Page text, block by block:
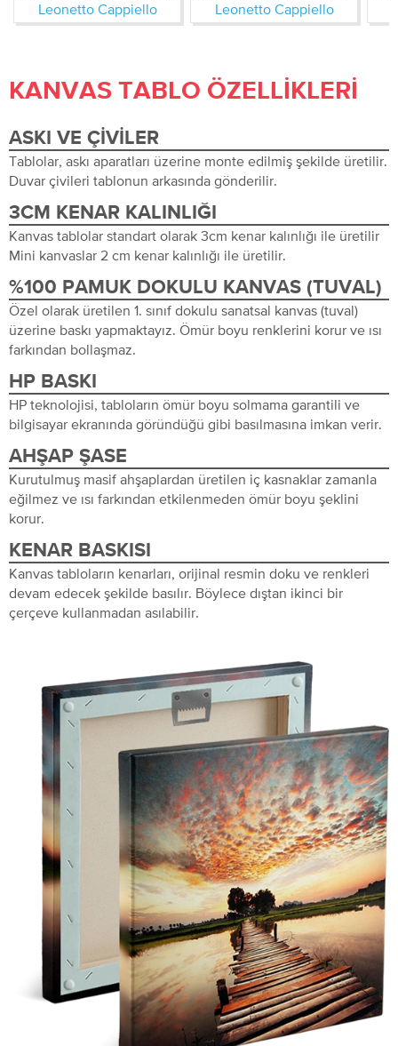
Leonetto Cappiello
Leonetto Cappiello
KANVAS TABLO ÖZELLIKLERI
ASKI VE ÇIVILER
Tablolar, askı aparatları üzerine monte edilmiş şekilde üretilir.
Duvar çivileri tablonun arkasında gönderilir.
3CM KENAR KALINLIĞI
Kanvas tablolar standart olarak 3cm kenar kalınlığı ile üretilir
Mini kanvaslar 2 cm kenar kalınlığı ile üretilir.
%100 PAMUK DOKULU KANVAS (TUVAL)
Özel olarak üretilen 1. sınıf dokulu sanatsal kanvas (tuval)
üzerine baskı yapmaktayız. Ömür boyu renklerini korur ve ısı
farkından bollaşmaz.
HP BASKI
HP teknolojisi, tabloların ömür boyu solmama garantili ve
bilgisayar ekranında göründüğü gibi basılmasına imkan verir.
AHŞAP ŞASE
Kurutulmuş masif ahşaplardan üretilen iç kasnaklar zamanla
eğilmez ve ısı farkından etkilenmeden ömür boyu şeklini
korur.
KENAR BASKISI
Kanvas tabloların kenarları, orijinal resmin doku ve renkleri
devam edecek şekilde basılır. Böylece dıştan ikinci bir
çerçeve kullanmadan asılabilir.